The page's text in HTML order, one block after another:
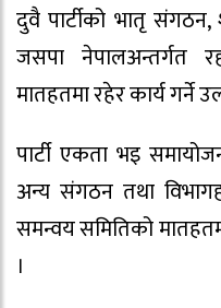
दुवै पार्टीको भातृ
जसपा नेपालअन्तर्गत
मातहतमा रहेर कार्य गर्ने
पार्टी एकता भइ
अन्य संगठन तथा
समन्वय समितिको
।